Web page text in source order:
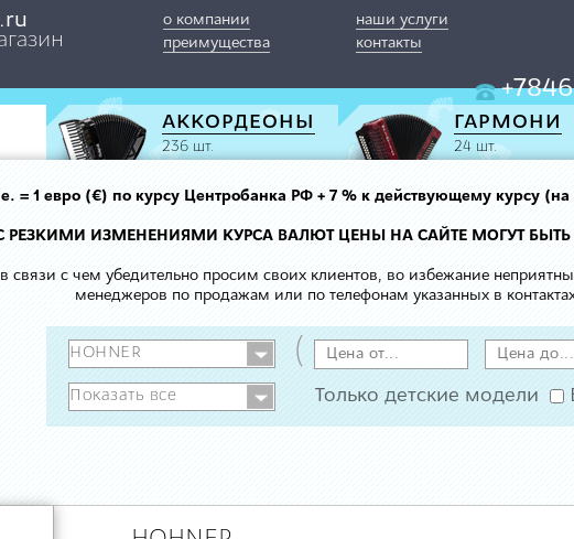
о компании
наши услуги
преимущества
контакты
АККОРДЕОНЫ
236 шт.
ГАРМОНИ
24 шт.
= 1 евро (€) по курсу Центробанка РФ + 7 % к действующему курсу
РЕЗКИМИ ИЗМЕНЕНИЯМИ КУРСА ВАЛЮТ ЦЕНЫ НА САЙТЕ МОГУТ
связи с чем убедительно просим своих клиентов, во избежание
менеджеров по продажам или по телефонам указанных в
(
Только детские модели